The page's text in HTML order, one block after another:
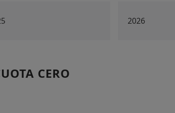
2026
CERO